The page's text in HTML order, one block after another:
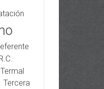
Tercera